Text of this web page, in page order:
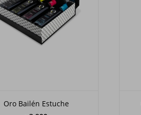
Oro Bailén Estuche